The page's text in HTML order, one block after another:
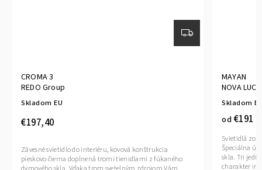
CROMA 3
REDO Group
Skladom EU
€197,40
Závesné svietidlo do interiéru, kovová konštrukcia
pieskovo čierna doplnená tromi tienidlami z fúkaného
MAYAN
NOVA LUCE
Skladom
od €191
Svietidlá zo
Špeciálna
skla. Tri
charakter